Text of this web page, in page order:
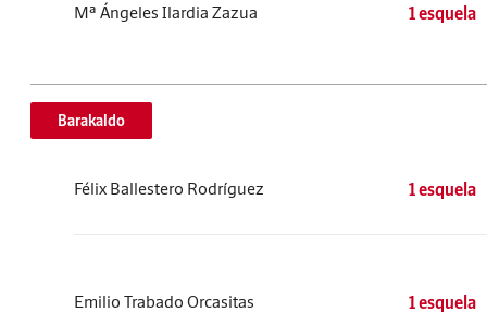
Mª Ángeles Ilardia Zazua 1 esquela
Barakaldo
Félix Ballestero Rodríguez 1 esquela
Emilio Trabado Orcasitas 1 esquela